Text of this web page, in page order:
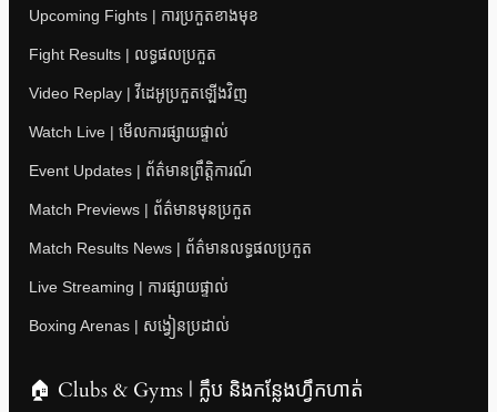
Upcoming Fights | ការប្រកួតខាងមុខ
Fight Results | លទ្ធផលប្រកួត
Video Replay | វីដេអូប្រកួតឡើងវិញ
Watch Live | មើលការផ្សាយផ្ទាល់
Event Updates | ព័ត៌មានព្រឹត្តិការណ៍
Match Previews | ព័ត៌មានមុនប្រកួត
Match Results News | ព័ត៌មានលទ្ធផលប្រកួត
Live Streaming | ការផ្សាយផ្ទាល់
Boxing Arenas | សង្វៀនប្រដាល់
🏠 Clubs & Gyms | ក្លឹប និងកន្លែងហ្វឹកហាត់